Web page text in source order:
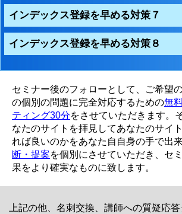
インデックス登録を早める対策７
インデックス登録を早める対策８
セミナー後のフォローとして、ご希望
の個別の問題に完全対応するための無
ティング30分をさせていただきます。
なたのサイトを拝見してあなたのサイ
れば良いのかをあなた自自身の手で出
断・提案を個別にさせていただき、セ
果をより確実なものに致します。
上記の他、名刺交換、講師への質疑応